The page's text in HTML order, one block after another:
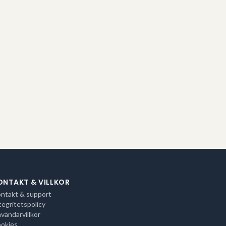
& VILLKOR
& support